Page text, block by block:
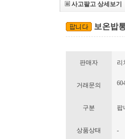
사고팔고 상세보기
보온밥
판매자 리
거래문의
구분 팝
상품상태 -